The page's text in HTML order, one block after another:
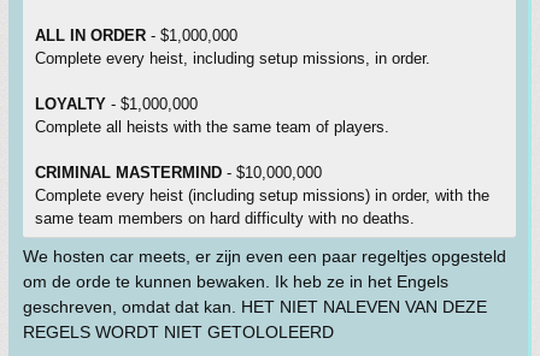
ALL IN ORDER - $1,000,000
Complete every heist, including setup missions, in order.
LOYALTY - $1,000,000
Complete all heists with the same team of players.
CRIMINAL MASTERMIND - $10,000,000
Complete every heist (including setup missions) in order, with the
same team members on hard difficulty with no deaths.
We hosten car meets, er zijn even een paar regeltjes opgesteld
om de orde te kunnen bewaken. Ik heb ze in het Engels
geschreven, omdat dat kan. HET NIET NALEVEN VAN DEZE
REGELS WORDT NIET GETOLOLEERD